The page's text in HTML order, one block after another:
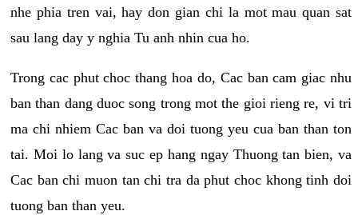
nhe phia tren vai, hay don gian chi la mot mau quan sat
sau lang day y nghia Tu anh nhin cua ho.
Trong cac phut choc thang hoa do, Cac ban cam giac nhu
ban than dang duoc song trong mot the gioi rieng re, vi tri
ma chi nhiem Cac ban va doi tuong yeu cua ban than ton
tai. Moi lo lang va suc ep hang ngay Thuong tan bien, va
Cac ban chi muon tan chi tra da phut choc khong tinh doi
tuong ban than yeu.